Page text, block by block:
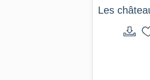
Les
manoirs et